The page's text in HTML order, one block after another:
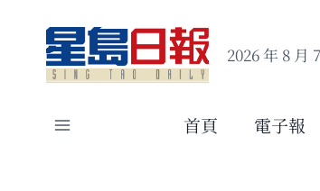
content
2026 年 8 月
首頁 電子報